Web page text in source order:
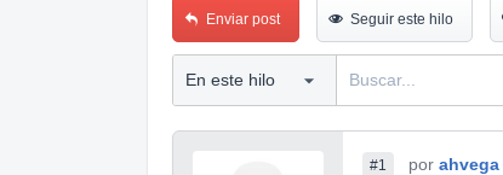
Enviar post Seguir este hilo
#1 por ahvega